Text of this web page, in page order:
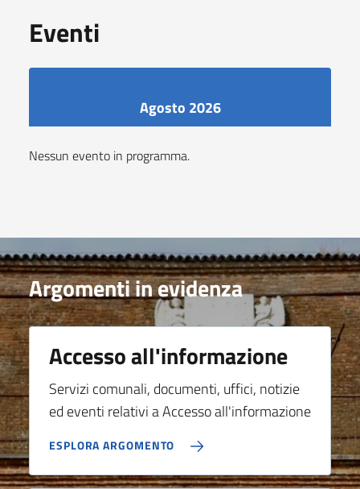
Eventi
Agosto 2026
Nessun evento in programma.
Argomenti in evidenza
Accesso all'informazione
Servizi comunali, documenti, uffici, notizie
ed eventi relativi a Accesso all'informazione
ESPLORA ARGOMENTO